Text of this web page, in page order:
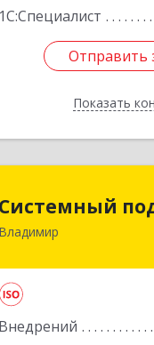
1С:Специалист
Отправить
Показать
Отправить
Назад
Системный
Владимир
Внедрений
600022,